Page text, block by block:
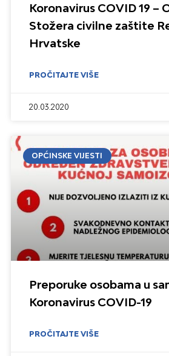
Koronavirus COVID 19 –
Stožera civilne zaštite
Hrvatske
PROČITAJTE VIŠE
20.03.2020
OPĆINSKE VIJESTI
Preporuke osobama u
Koronavirus COVID-19
PROČITAJTE VIŠE